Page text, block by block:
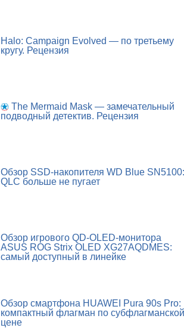
Halo: Campaign Evolved — по третьему
кругу. Рецензия
The Mermaid Mask — замечательный
подводный детектив. Рецензия
Обзор SSD-накопителя WD Blue SN5100:
QLC больше не пугает
Обзор игрового QD-OLED-монитора
ASUS ROG Strix OLED XG27AQDMES:
самый доступный в линейке
Обзор смартфона HUAWEI Pura 90s Pro:
компактный флагман по субфлагманской
цене